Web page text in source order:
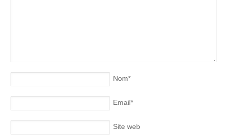
Nom*
Email*
Site web